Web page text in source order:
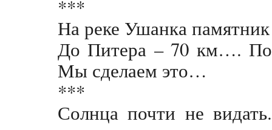
***
На реке Ушанка
До Питера – 70 км….
Мы сделаем это…
***
Солнца почти не